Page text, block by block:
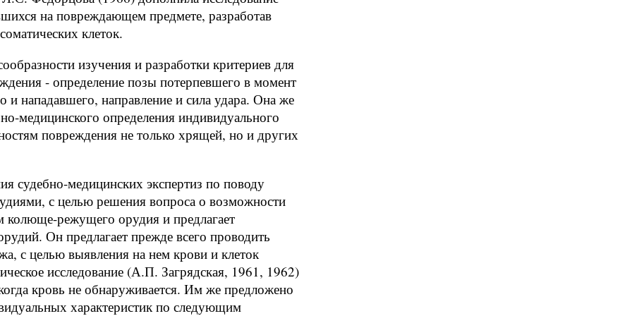
на повреждающем предмете, разработав
клеток.
изучения и разработки критериев для
- определение позы потерпевшего в момент
нападавшего, направление и сила удара. Она же
медицинского определения индивидуального
повреждения не только хрящей, но и других
судебно-медицинских экспертиз по поводу
с целью решения вопроса о возможности
колюще-режущего орудия и предлагает
Он предлагает прежде всего проводить
с целью выявления на нем крови и клеток
исследование (А.П. Загрядская, 1961, 1962)
кровь не обнаруживается. Им же предложено
характеристик по следующим